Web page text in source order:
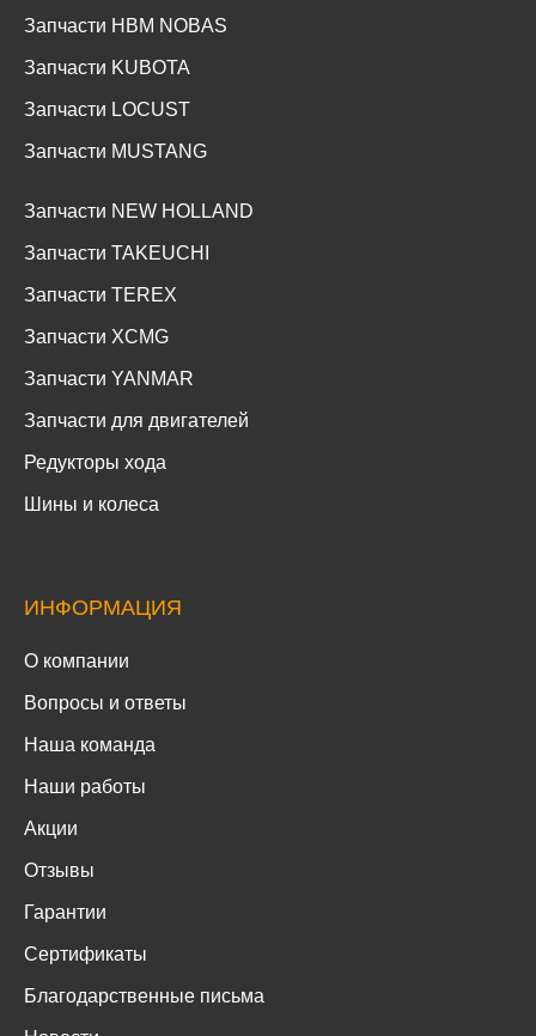
Запчасти HBM NOBAS
Запчасти KUBOTA
Запчасти LOCUST
Запчасти MUSTANG
Запчасти NEW HOLLAND
Запчасти TAKEUCHI
Запчасти TEREX
Запчасти XCMG
Запчасти YANMAR
Запчасти для двигателей
Редукторы хода
Шины и колеса
ИНФОРМАЦИЯ
О компании
Вопросы и ответы
Наша команда
Наши работы
Акции
Отзывы
Гарантии
Сертификаты
Благодарственные письма